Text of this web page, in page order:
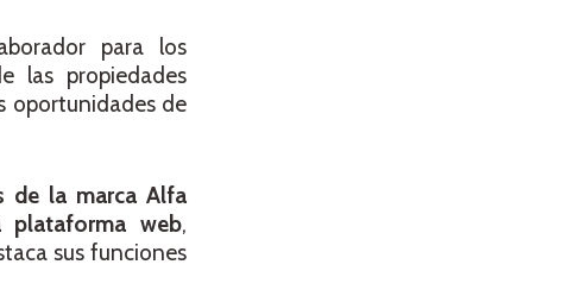
para los
las propiedades
oportunidades de
de la marca Alfa
web,
sus funciones